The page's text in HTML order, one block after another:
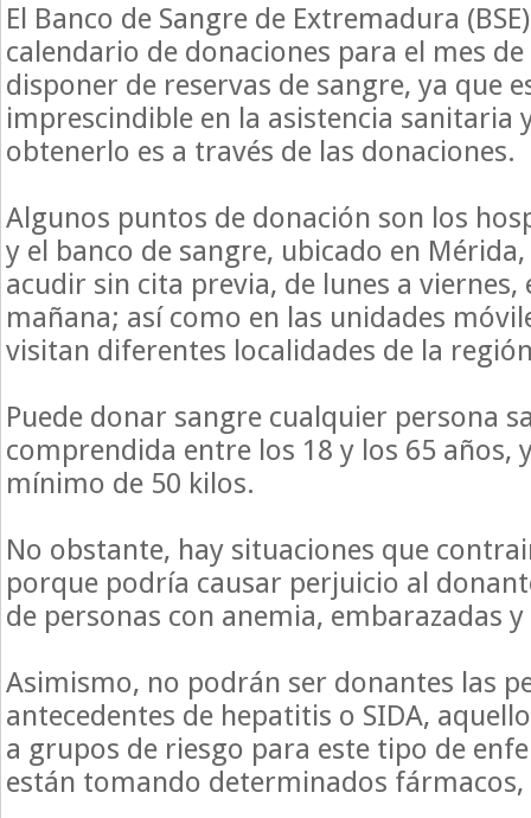
El Banco de Sangre de Extremadura
calendario de donaciones para el mes
disponer de reservas de sangre, ya que
imprescindible en la asistencia sanitaria
obtenerlo es a través de las donaciones.
Algunos puntos de donación son los
y el banco de sangre, ubicado en
acudir sin cita previa, de lunes a
mañana; así como en las unidades
visitan diferentes localidades de la
Puede donar sangre cualquier persona
comprendida entre los 18 y los 65 años,
mínimo de 50 kilos.
No obstante, hay situaciones que
porque podría causar perjuicio al
de personas con anemia, embarazadas
Asimismo, no podrán ser donantes las
antecedentes de hepatitis o SIDA,
a grupos de riesgo para este tipo de
están tomando determinados